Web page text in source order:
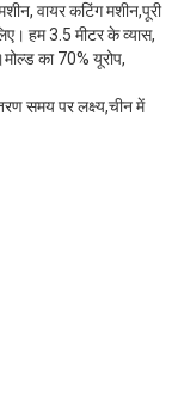
वायर कटिंग मशीन,पूरी
हम 3.5 मीटर के व्यास,
का 70% यूरोप,
समय पर लक्ष्य,चीन में